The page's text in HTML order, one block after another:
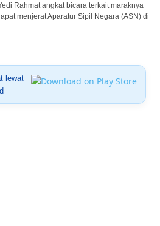
Rahmat angkat bicara terkait maraknya
menjerat Aparatur Sipil Negara (ASN) di
lewat